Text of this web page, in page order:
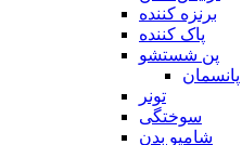
برنزه کننده
پاک کننده
پن شستشو
پانسمان
تونر
سوختگی
شامپو بدن